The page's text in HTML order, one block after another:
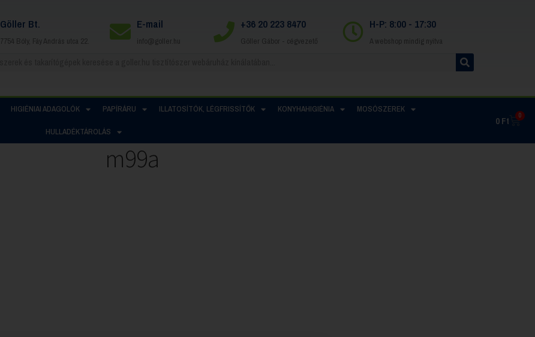
Göller Bt.
7754 Bóly, Fáy András utca 22.
E-mail
info@goller.hu
+36 20 223 8470
Göller Gábor - cégvezető
H-P: 8:00 - 17:30
A webshop mindig nyitva
HIGIÉNIAI ADAGOLÓK PAPÍRÁRU ILLATOSÍTÓK, LÉGFRISSÍTŐK KONYHAHIGIÉNIA MOSÓSZEREK
HULLADÉKTÁROLÁS
0Ft 0
m99a